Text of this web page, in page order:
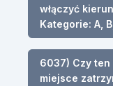
włączyć
Kategorie: A,
6037) Czy
miejsce